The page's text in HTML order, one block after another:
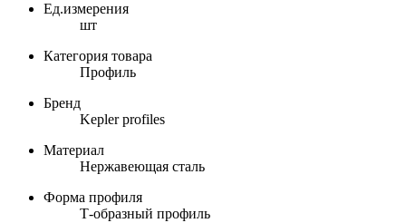
Ед.измерения
шт
Категория товара
Профиль
Бренд
Kepler profiles
Материал
Нержавеющая сталь
Форма профиля
Т-образный профиль